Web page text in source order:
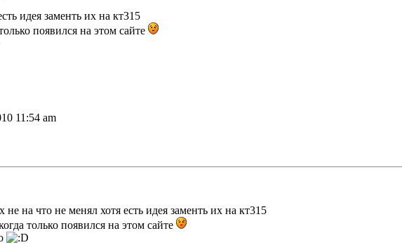
идея заменть их на кт315
появился на этом сайте
11:54 am
не на что не менял хотя есть идея заменть их на кт315
только появился на этом сайте